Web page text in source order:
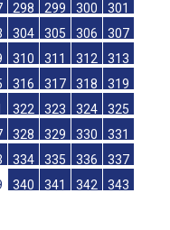
298 299 300
301
304 305 306
307
310 311 312
313
316 317 318
319
322 323 324
325
328 329 330
331
334 335 336
337
340 341 342
343